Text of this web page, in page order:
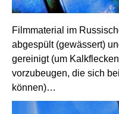
Filmmaterial im
abgespült (gewässert)
gereinigt (um
vorzubeugen, die sich
können)…